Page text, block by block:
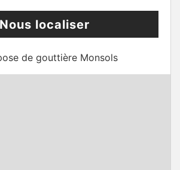
Nous localiser
de gouttière Monsols